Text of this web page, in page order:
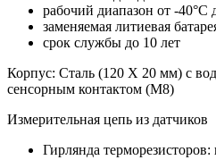
рабочий диапазон от -40°C
заменяемая литиевая
срок службы до 10 лет
Корпус: Сталь (120 X 20 мм) с
сенсорным контактом (M8)
Измерительная цепь из датчиков
Гирлянда